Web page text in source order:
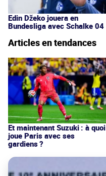
Edin Džeko jouera en
Bundesliga avec Schalke 04
Articles en tendances
Et maintenant Suzuki : à quoi
joue Paris avec ses
gardiens ?